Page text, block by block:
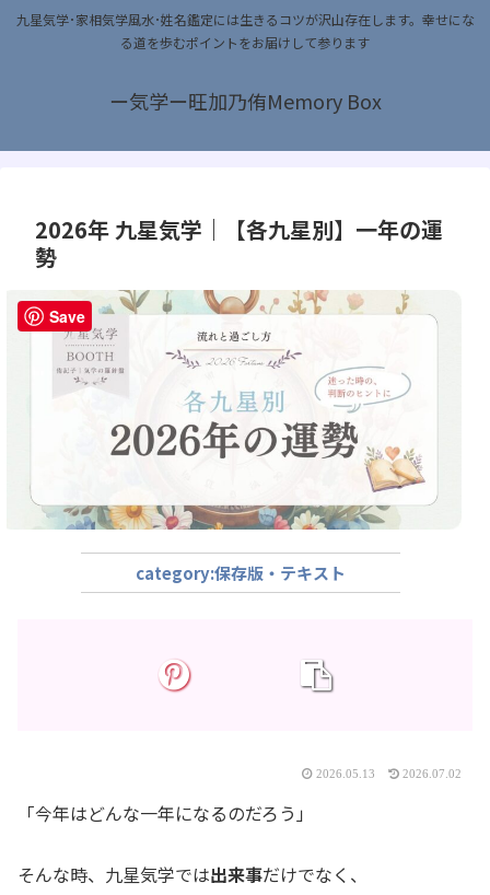
九星気学･家相気学風水･姓名鑑定には生きるコツが沢山存在します。幸せにな
る道を歩むポイントをお届けして参ります
ー気学ー旺加乃侑Memory Box
2026年 九星気学｜【各九星別】一年の運
勢
保存版・テキスト
2026.05.13 2026.07.02
「今年はどんな一年になるのだろう」
そんな時、九星気学では出来事だけでなく、
Save